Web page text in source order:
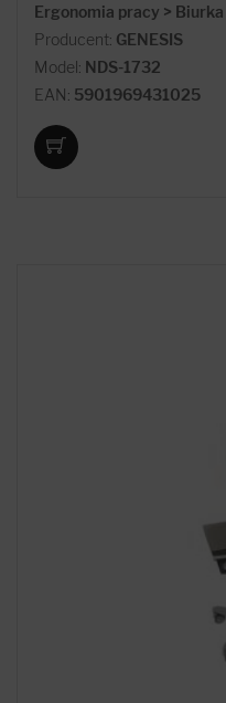
Ergonomia pracy > Biurka
Producent: GENESIS
Model: NDS-1732
EAN: 5901969431025